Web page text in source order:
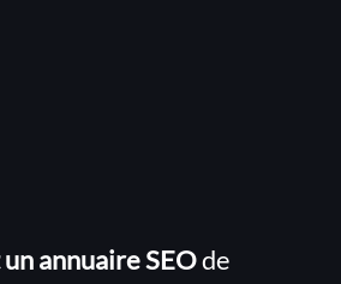
annuaire SEOde